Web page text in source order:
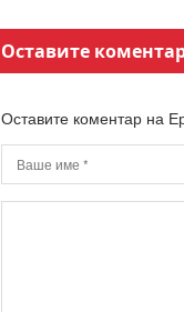
Оставите
Оставите коментар на